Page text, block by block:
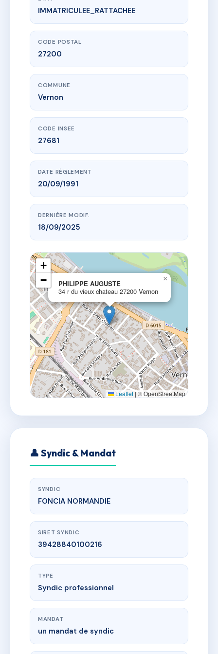
www.vme.plus/AC6506489
PHILIPPE AUGUSTE
34 r du vieux chateau
IMMATRICULEE_RATTACHEE
CODE POSTAL
27200
COMMUNE
Vernon
CODE INSEE
27681
DATE RÈGLEMENT
20/09/1991
DERNIÈRE MODIF.
18/09/2025
PHILIPPE AUGUSTE
34 r du vieux chateau 27200 Vernon
×
+
−
Leaflet | © OpenStreetMap
👤 Syndic & Mandat
SYNDIC
FONCIA NORMANDIE
SIRET SYNDIC
39428840100216
TYPE
Syndic professionnel
MANDAT
un mandat de syndic